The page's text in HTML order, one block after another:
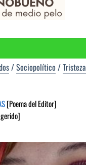
/Sociopolítico /Tristeza
[Poema del Editor]